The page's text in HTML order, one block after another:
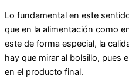
Lo fundamental en este
que en la alimentación como
este de forma especial, la
hay que mirar al bolsillo, pues
en el producto final.